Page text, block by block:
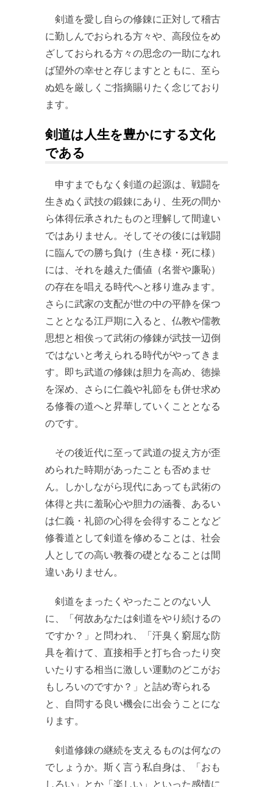
剣道を愛し自らの修錬に正対して稽古
に勤しんでおられる方々や、高段位をめ
ざしておられる方々の思念の一助になれ
ば望外の幸せと存じますとともに、至ら
ぬ処を厳しくご指摘賜りたく念じており
ます。
剣道は人生を豊かにする文化
である
申すまでもなく剣道の起源は、戦闘を
生きぬく武技の鍛錬にあり、生死の間か
ら体得伝承されたものと理解して間違い
ではありません。そしてその後には戦闘
に臨んでの勝ち負け（生き様・死に様）
には、それを越えた価値（名誉や廉恥）
の存在を唱える時代へと移り進みます。
さらに武家の支配が世の中の平静を保つ
こととなる江戸期に入ると、仏教や儒教
思想と相俟って武術の修錬が武技一辺倒
ではないと考えられる時代がやってきま
す。即ち武道の修錬は胆力を高め、徳操
を深め、さらに仁義や礼節をも併せ求め
る修養の道へと昇華していくこととなる
のです。
その後近代に至って武道の捉え方が歪
められた時期があったことも否めませ
ん。しかしながら現代にあっても武術の
体得と共に羞恥心や胆力の涵養、あるい
は仁義・礼節の心得を会得することなど
修養道として剣道を修めることは、社会
人としての高い教養の礎となることは間
違いありません。
剣道をまったくやったことのない人
に、「何故あなたは剣道をやり続けるの
ですか？」と問われ、「汗臭く窮屈な防
具を着けて、直接相手と打ち合ったり突
いたりする相当に激しい運動のどこがお
もしろいのですか？」と詰め寄られる
と、自問する良い機会に出会うことにな
ります。
剣道修錬の継続を支えるものは何なの
でしょうか。斯く言う私自身は、「おも
しろい」とか「楽しい」といった感情に